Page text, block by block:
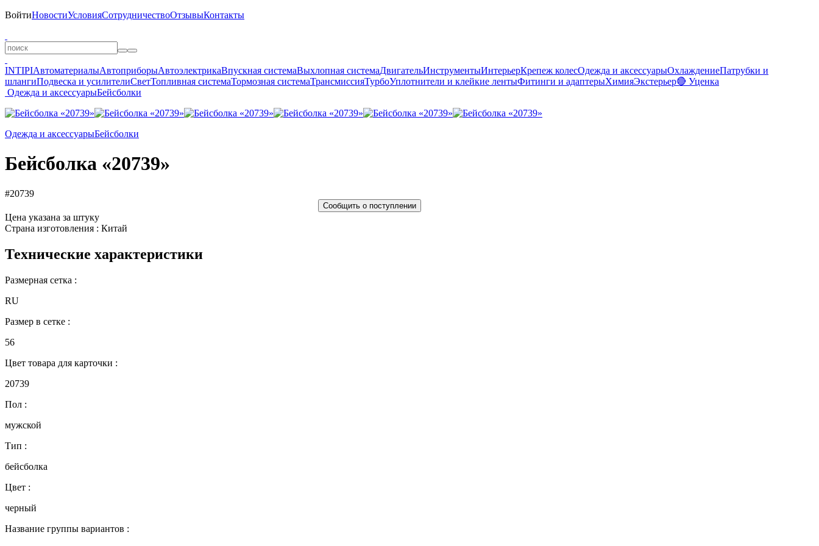
ВойтиНовостиУсловияСотрудничествоОтзывыКонтакты
INTIPIАвтоматериалыАвтоприборыАвтоэлектрикаВпускная системаВыхлопная системаДвигательИнструментыИнтерьерКрепеж колесОдежда и аксессуарыОхлаждениеПатрубки и
шлангиПодвеска и усилителиСветТопливная системаТормозная системаТрансмиссияТурбоУплотнители и клейкие лентыФитинги и адаптерыХимияЭкстерьер🔴 Уценка
Одежда и аксессуарыБейсболки
Одежда и аксессуарыБейсболки
Бейсболка «20739»
#20739
Сообщить о поступлении
Цена указана за штуку
Страна изготовления : Китай
Технические характеристики
Размерная сетка :
RU
Размер в сетке :
56
Цвет товара для карточки :
20739
Пол :
мужской
Тип :
бейсболка
Цвет :
черный
Название группы вариантов :